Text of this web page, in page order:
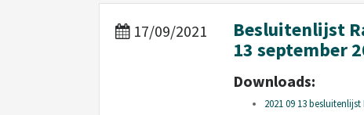
17/09/2021
Besluitenlijst
13 september
Downloads:
2021 09 13 besluitenlijst